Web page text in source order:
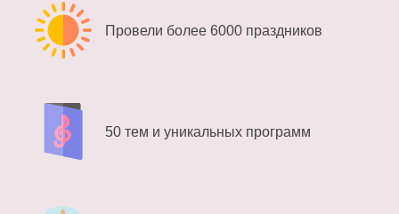
Провели более 6000 праздников
50 тем и уникальных программ